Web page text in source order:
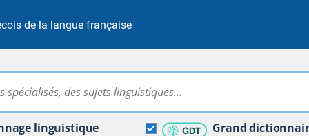
de la langue française
Rechercher dans tout le site
linguistique Grand
terminologique